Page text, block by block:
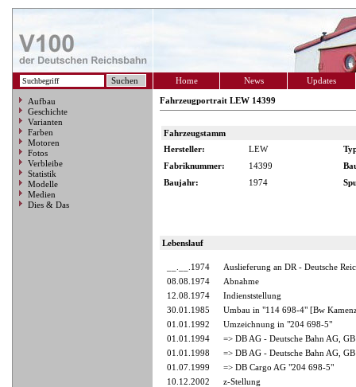
Home News Updates
Aufbau
Geschichte
Varianten
Farben
Motoren
Fotos
Verbleibe
Statistik
Modelle
Medien
Dies & Das
Fahrzeugportrait LEW 14399
Fahrzeugstamm
Hersteller:
LEW
Fabriknummer:
14399
Baujahr:
1974
Lebenslauf
__.__.1974
Auslieferung an DR - Deutsche
08.08.1974
Abnahme
12.08.1974
Indienststellung
30.01.1985
Umbau in "114 698-4" [Bw
01.01.1992
Umzeichnung in "204 698-5"
01.01.1994
=> DB AG - Deutsche Bahn AG,
01.01.1998
=> DB AG - Deutsche Bahn AG,
01.07.1999
=> DB Cargo AG "204 698-5"
10.12.2002
z-Stellung